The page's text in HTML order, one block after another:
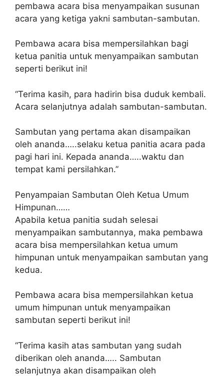
pembawa acara bisa menyampaikan susunan
acara yang ketiga yakni sambutan-sambutan.
Pembawa acara bisa mempersilahkan bagi
ketua panitia untuk menyampaikan sambutan
seperti berikut ini!
“Terima kasih, para hadirin bisa duduk kembali.
Acara selanjutnya adalah sambutan-sambutan.
Sambutan yang pertama akan disampaikan
oleh ananda…..selaku ketua panitia acara pada
pagi hari ini. Kepada ananda…..waktu dan
tempat kami persilahkan.”
Penyampaian Sambutan Oleh Ketua Umum
Himpunan……
Apabila ketua panitia sudah selesai
menyampaikan sambutannya, maka pembawa
acara bisa mempersilahkan ketua umum
himpunan untuk menyampaikan sambutan yang
kedua.
Pembawa acara bisa mempersilahkan ketua
umum himpunan untuk menyampaikan
sambutan seperti berikut ini!
“Terima kasih atas sambutan yang sudah
diberikan oleh ananda….. Sambutan
selanjutnya akan disampaikan oleh